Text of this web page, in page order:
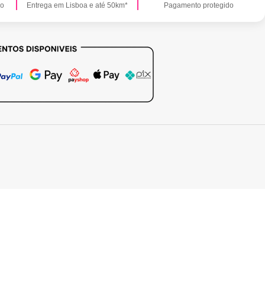
Entrega em Lisboa e até 50km* Pagamento protegido